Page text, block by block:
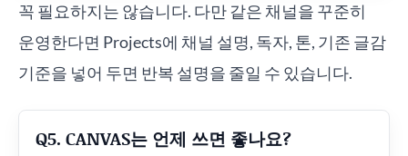
꼭 필요하지는 않습니다. 다만 같은 채널을 꾸준히
운영한다면 Projects에 채널 설명, 독자, 톤, 기존 글감
기준을 넣어 두면 반복 설명을 줄일 수 있습니다.
Q5. CANVAS는 언제 쓰면 좋나요?